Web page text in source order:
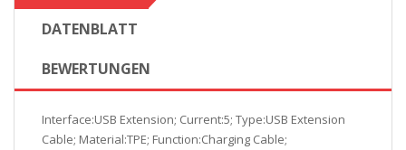
DATENBLATT
BEWERTUNGEN
Interface:USB Extension; Current:5; Type:USB Extension
Cable; Material:TPE; Function:Charging Cable;